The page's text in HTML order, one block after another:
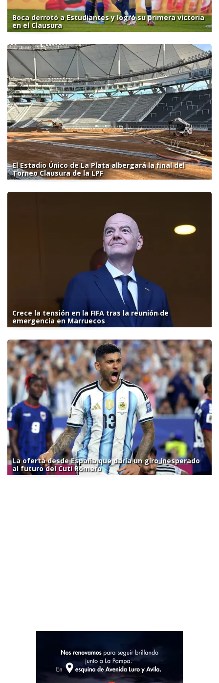
Boca derrotó a Estudiantes y logró su primera victoria
en el Clausura
El Estadio Único de La Plata albergará la final del
Torneo Clausura de la LPF
Crece la tensión en la FIFA tras la reunión de
emergencia en Marruecos
La oferta desde España que daría un giro inesperado
al futuro del Cuti Romero